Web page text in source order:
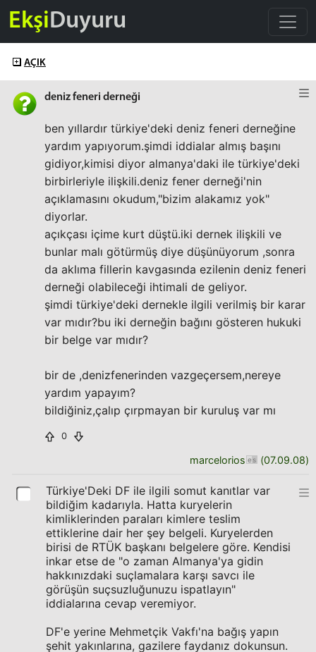
EkşiDuyuru
AÇIK
deniz feneri derneği
ben yıllardır türkiye'deki deniz feneri derneğine
yardım yapıyorum.şimdi iddialar almış başını
gidiyor,kimisi diyor almanya'daki ile türkiye'deki
birbirleriyle ilişkili.deniz fener derneği'nin
açıklamasını okudum,"bizim alakamız yok"
diyorlar.
açıkçası içime kurt düştü.iki dernek ilişkili ve
bunlar malı götürmüş diye düşünüyorum ,sonra
da aklıma fillerin kavgasında ezilenin deniz feneri
derneği olabileceği ihtimali de geliyor.
şimdi türkiye'deki dernekle ilgili verilmiş bir karar
var mıdır?bu iki derneğin bağını gösteren hukuki
bir belge var mıdır?
bir de ,denizfenerinden vazgeçersem,nereye
yardım yapayım?
bildiğiniz,çalıp çırpmayan bir kuruluş var mı
0
marcelorios (07.09.08)
Türkiye'Deki DF ile ilgili somut kanıtlar var
bildiğim kadarıyla. Hatta kuryelerin
kimliklerinden paraları kimlere teslim
ettiklerine dair her şey belgeli. Kuryelerden
birisi de RTÜK başkanı belgelere göre. Kendisi
inkar etse de "o zaman Almanya'ya gidin
hakkınızdaki suçlamalara karşı savcı ile
görüşün suçsuzluğunuzu ispatlayın"
iddialarına cevap veremiyor.
DF'e yerine Mehmetçik Vakfı'na bağış yapın
şehit yakınlarına, gazilere faydanız dokunsun.